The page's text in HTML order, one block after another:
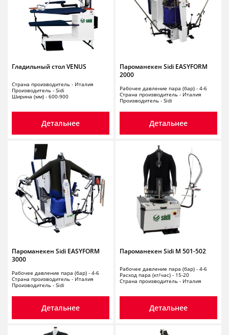
Гладильный стол VENUS
Страна производитель - Италия
Производитель - Sidi
Ширина (мм) - 600-900
Детальнее
Пароманекен Sidi EASYFORM
2000
Рабочее давление пара (бар) - 4-6
Страна производитель - Италия
Производитель - Sidi
Детальнее
Пароманекен Sidi EASYFORM
3000
Рабочее давление пара (бар) - 4-6
Страна производитель - Италия
Производитель - Sidi
Детальнее
Пароманекен Sidi M 501-502
Рабочее давление пара (бар) - 4-6
Расход пара (кг/час) - 15-20
Страна производитель - Италия
Детальнее